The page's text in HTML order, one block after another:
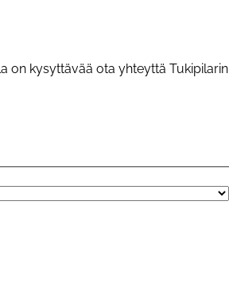
on kysyttävää ota yhteyttä Tukipilarin